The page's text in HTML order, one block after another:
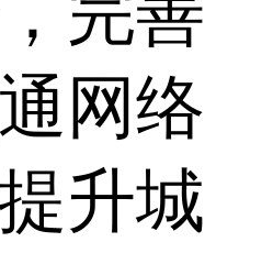
网络
升城